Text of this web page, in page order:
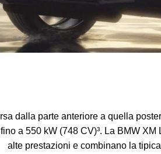
dalla parte anteriore a quella
a 550 kW (748 CV)³. La BMW
alte prestazioni e combinano la